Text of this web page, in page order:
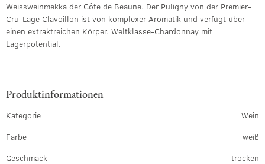
Weissweinmekka der Côte de Beaune. Der Puligny von der Premier-
Cru-Lage Clavoillon ist von komplexer Aromatik und verfügt über
einen extraktreichen Körper. Weltklasse-Chardonnay mit
Lagerpotential.
Produktinformationen
Kategorie
Wein
Farbe
weiß
Geschmack
trocken